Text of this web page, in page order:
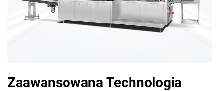
Zaawansowana Technologia